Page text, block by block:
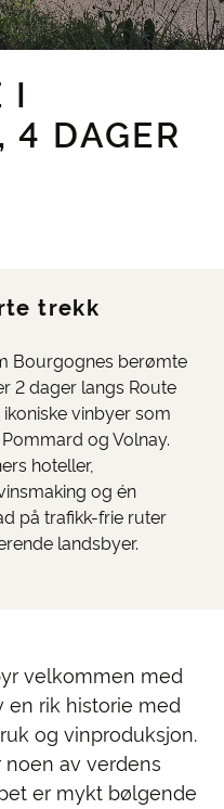
I
4 DAGER
trekk
Bourgognes berømte
2 dager langs Route
vinbyer som
og Volnay.
hoteller,
og én
på trafikk-frie ruter
landsbyer.
velkommen med
en rik historie med
og vinproduksjon.
av verdens
er mykt bølgende